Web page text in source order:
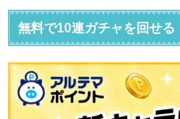
無料で10連ガチャを回せる